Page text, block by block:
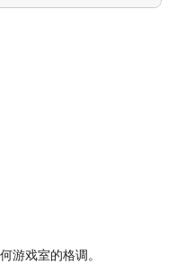
游戏室的格调。